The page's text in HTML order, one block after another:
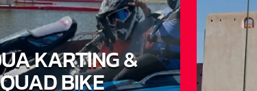
KARTING &
QUAD BIKE